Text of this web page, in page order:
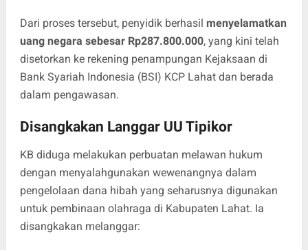
Dari proses tersebut, penyidik berhasil menyelamatkan
uang negara sebesar Rp287.800.000, yang kini telah
disetorkan ke rekening penampungan Kejaksaan di
Bank Syariah Indonesia (BSI) KCP Lahat dan berada
dalam pengawasan.
Disangkakan Langgar UU Tipikor
KB diduga melakukan perbuatan melawan hukum
dengan menyalahgunakan wewenangnya dalam
pengelolaan dana hibah yang seharusnya digunakan
untuk pembinaan olahraga di Kabupaten Lahat. Ia
disangkakan melanggar: